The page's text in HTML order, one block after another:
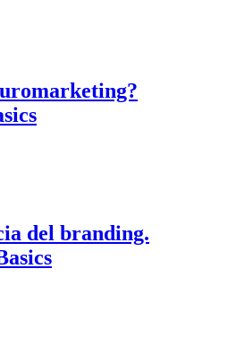
del branding.